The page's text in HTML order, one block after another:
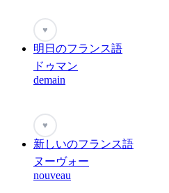
♥
明日のフランス語
ドゥマン
demain
♥
新しいのフランス語
ヌーヴォー
nouveau